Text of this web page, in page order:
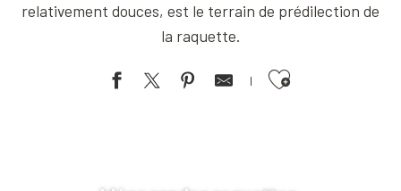
relativement douces, est le terrain de prédilection de
la raquette.
Ajouter aux favoris